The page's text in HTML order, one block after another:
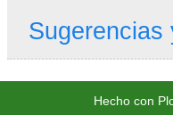
Sugerencias
Hecho con